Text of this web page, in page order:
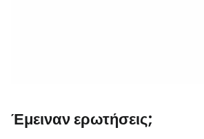
Έμειναν ερωτήσεις;